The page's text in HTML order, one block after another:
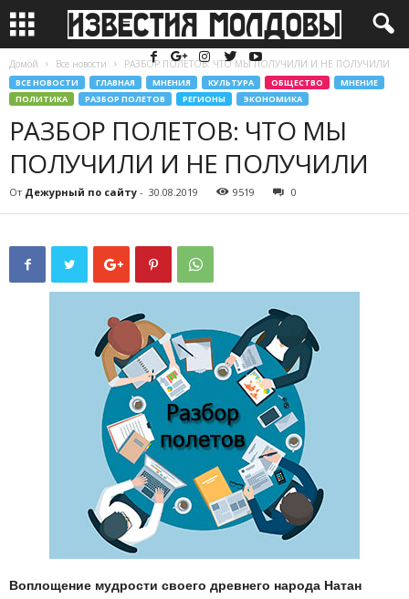
Домой Все новости РАЗБОР ПОЛЕТОВ: ЧТО МЫ ПОЛУЧИЛИ И НЕ ПОЛУЧИЛИ
ВСЕ НОВОСТИ ГЛАВНАЯ МНЕНИЯ КУЛЬТУРА ОБЩЕСТВО
МНЕНИЕ
ПОЛИТИКА
РАЗБОР ПОЛЕТОВ РЕГИОНЫ ЭКОНОМИКА
РАЗБОР ПОЛЕТОВ: ЧТО МЫ
ПОЛУЧИЛИ И НЕ ПОЛУЧИЛИ
От Дежурный по сайту - 30.08.2019 9519 0
Воплощение мудрости своего древнего народа Натан